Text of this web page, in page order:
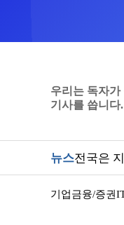
우리는 독자가
기사를 씁니다.
뉴스전국은
기업금융/증권